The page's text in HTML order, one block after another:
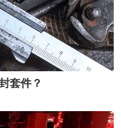
套件？